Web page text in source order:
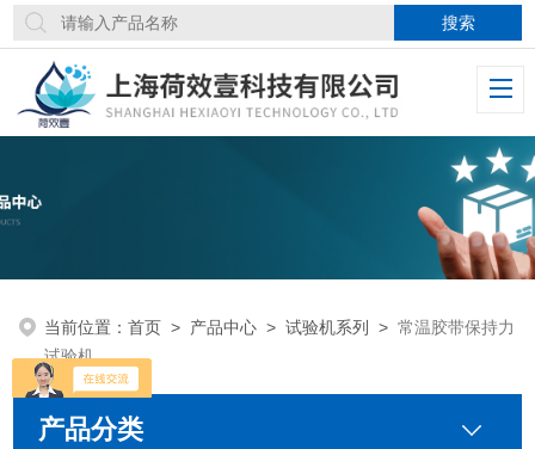
当前位置：首页 > 产品中心 >试验机系列 >常温胶带保持力
试验机
产品分类